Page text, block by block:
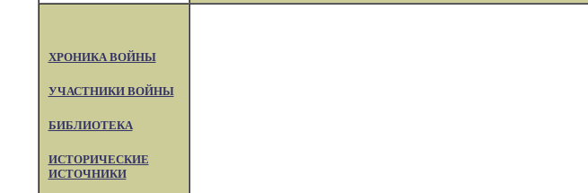
ХРОНИКА ВОЙНЫ
УЧАСТНИКИ ВОЙНЫ
БИБЛИОТЕКА
ИСТОРИЧЕСКИЕ
ИСТОЧНИКИ